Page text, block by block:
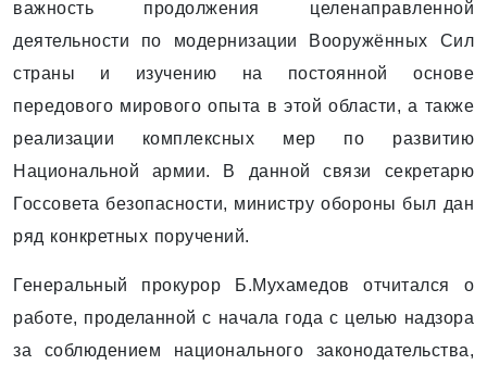
важность продолжения целенаправленной
деятельности по модернизации Вооружённых Сил
страны и изучению на постоянной основе
передового мирового опыта в этой области, а также
реализации комплексных мер по развитию
Национальной армии. В данной связи секретарю
Госсовета безопасности, министру обороны был дан
ряд конкретных поручений.
Генеральный прокурор Б.Мухамедов отчитался о
работе, проделанной с начала года с целью надзора
за соблюдением национального законодательства,